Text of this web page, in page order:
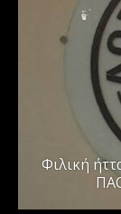
Φιλική